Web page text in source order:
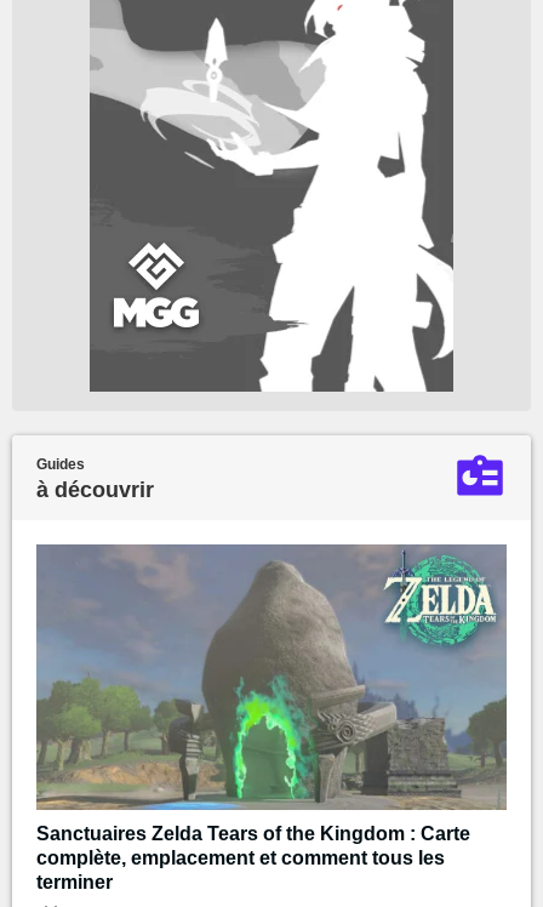
Guides
à découvrir
Sanctuaires Zelda Tears of the Kingdom : Carte
complète, emplacement et comment tous les
terminer